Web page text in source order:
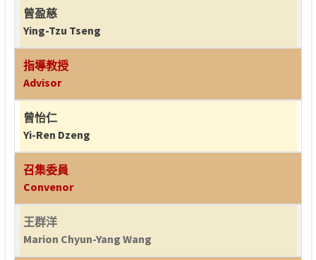
曾盈慈
Ying-Tzu Tseng
指導教授
Advisor
曾怡仁
Yi-Ren Dzeng
召集委員
Convenor
王群洋
Marion Chyun-Yang Wang